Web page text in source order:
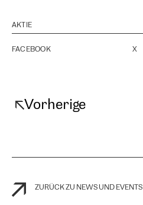
AKTIE
FACEBOOK X
Vorherige
ZURÜCK ZU NEWS UND EVENTS